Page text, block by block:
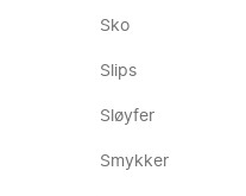
Sko
Slips
Sløyfer
Smykker